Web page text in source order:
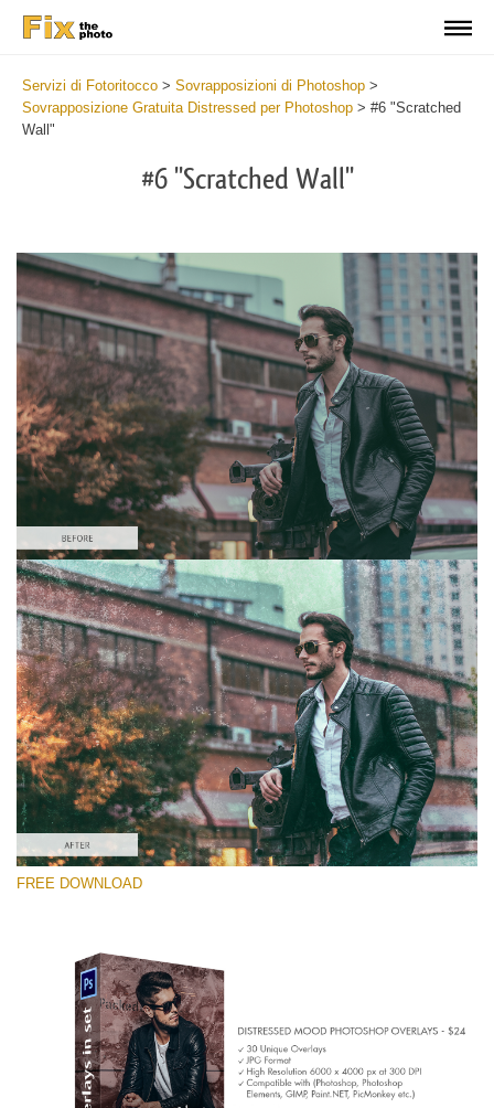
Servizi di Fotoritocco > Sovrapposizioni di Photoshop >
Sovrapposizione Gratuita Distressed per Photoshop > #6 "Scratched
Wall"
#6 "Scratched Wall"
Si prega di Selezionare
Free Photoshop Overlay #6
Small 800*533px
Distressed Mood
(30 Overlays)
Large 6000*4000px
Large 6000*4000px
Entire Collection
(1783 Overlays)
Large 6000*4000px
FREE DOWNLOAD